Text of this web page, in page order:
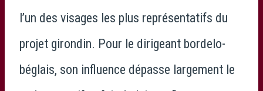
l’un des visages les plus représentatifs du
projet girondin. Pour le dirigeant bordelo-
béglais, son influence dépasse largement le